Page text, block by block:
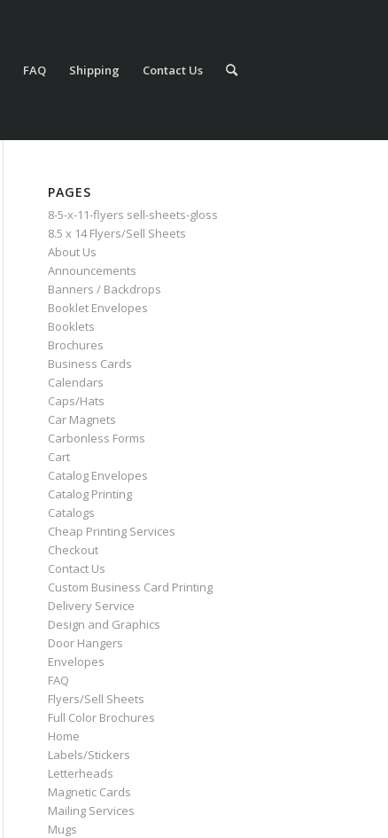
FAQ Shipping Contact Us
PAGES
8-5-x-11-flyers sell-sheets-gloss
8.5 x 14 Flyers/Sell Sheets
About Us
Announcements
Banners / Backdrops
Booklet Envelopes
Booklets
Brochures
Business Cards
Calendars
Caps/Hats
Car Magnets
Carbonless Forms
Cart
Catalog Envelopes
Catalog Printing
Catalogs
Cheap Printing Services
Checkout
Contact Us
Custom Business Card Printing
Delivery Service
Design and Graphics
Door Hangers
Envelopes
FAQ
Flyers/Sell Sheets
Full Color Brochures
Home
Labels/Stickers
Letterheads
Magnetic Cards
Mailing Services
Mugs